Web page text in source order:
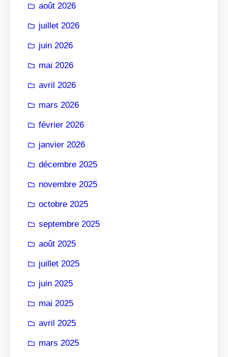
h
e
août 2026
juillet 2026
juin 2026
mai 2026
avril 2026
mars 2026
février 2026
janvier 2026
décembre 2025
novembre 2025
octobre 2025
septembre 2025
août 2025
juillet 2025
juin 2025
mai 2025
avril 2025
mars 2025